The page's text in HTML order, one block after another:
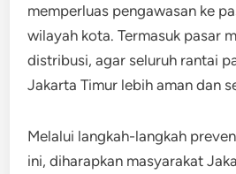
memperluas pengawasan ke
wilayah kota. Termasuk pasar
distribusi, agar seluruh rantai
Jakarta Timur lebih aman dan
Melalui langkah-langkah
ini, diharapkan masyarakat